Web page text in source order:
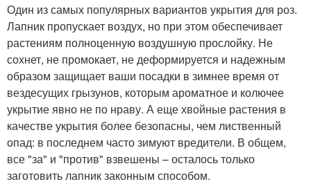
Один из самых популярных вариантов укрытия для роз.
Лапник пропускает воздух, но при этом обеспечивает
растениям полноценную воздушную прослойку. Не
сохнет, не промокает, не деформируется и надежным
образом защищает ваши посадки в зимнее время от
вездесущих грызунов, которым ароматное и колючее
укрытие явно не по нраву. А еще хвойные растения в
качестве укрытия более безопасны, чем лиственный
опад: в последнем часто зимуют вредители. В общем,
все "за" и "против" взвешены – осталось только
заготовить лапник законным способом.